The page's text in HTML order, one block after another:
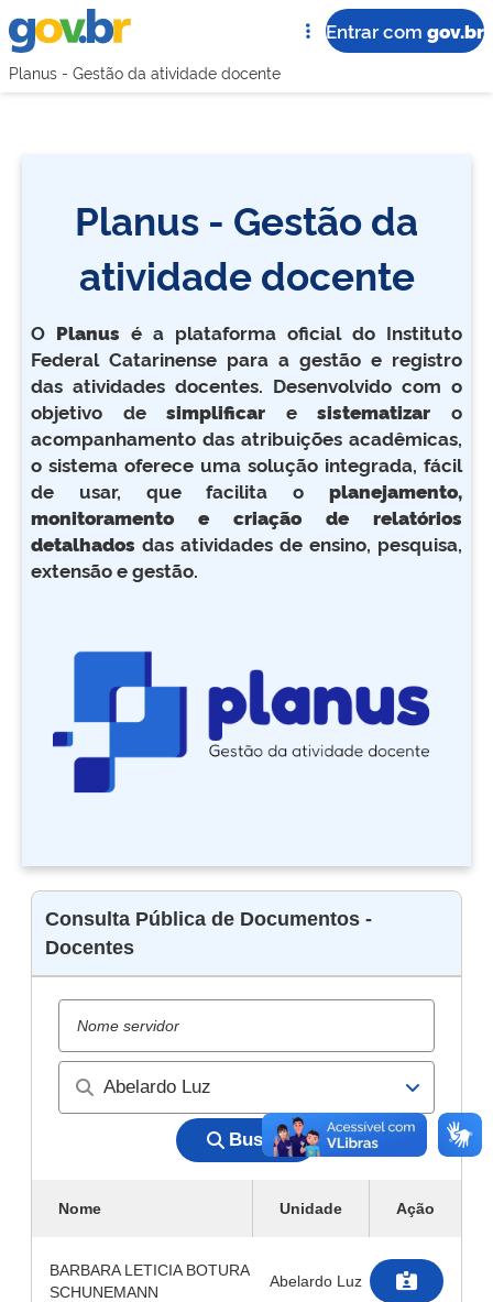
Portal Gov.br Entrar com gov.br
Planus - Gestão da atividade docente
Planus - Gestão da
atividade docente
O Planus é a plataforma oficial do Instituto
Federal Catarinense para a gestão e registro
das atividades docentes. Desenvolvido com o
objetivo desimplificar esistematizar o
acompanhamento das atribuições acadêmicas,
o sistema oferece uma solução integrada, fácil
de usar, que facilita o planejamento,
monitoramento e criação de relatórios
detalhados das atividades de ensino, pesquisa,
extensão e gestão.
Consulta Pública de Documentos -
Docentes
Buscar
Nome Unidade Ação
BARBARA LETICIA BOTURA
SCHUNEMANN
Abelardo Luz